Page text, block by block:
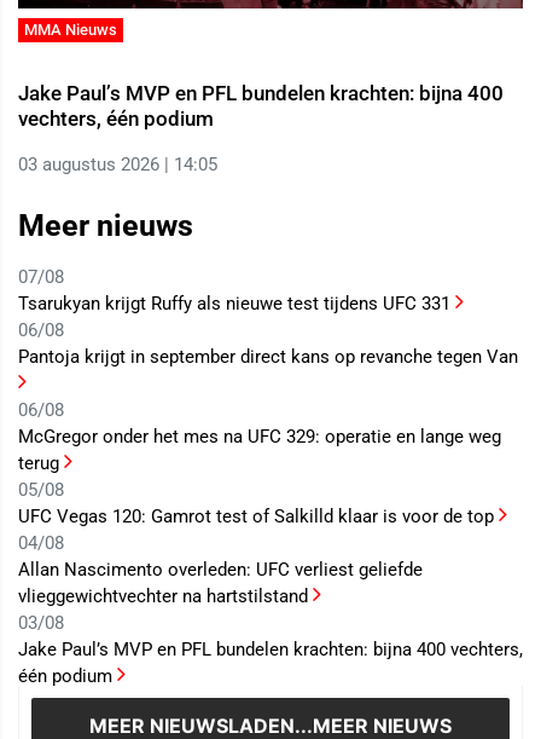
MMA Nieuws
Jake Paul’s MVP en PFL bundelen krachten: bijna 400
vechters, één podium
03 augustus 2026 | 14:05
Meer nieuws
07/08
Tsarukyan krijgt Ruffy als nieuwe test tijdens UFC 331
06/08
Pantoja krijgt in september direct kans op revanche tegen Van
06/08
McGregor onder het mes na UFC 329: operatie en lange weg
terug
05/08
UFC Vegas 120: Gamrot test of Salkilld klaar is voor de top
04/08
Allan Nascimento overleden: UFC verliest geliefde
vlieggewichtvechter na hartstilstand
03/08
Jake Paul’s MVP en PFL bundelen krachten: bijna 400 vechters,
één podium
MEER NIEUWSLADEN...MEER NIEUWS